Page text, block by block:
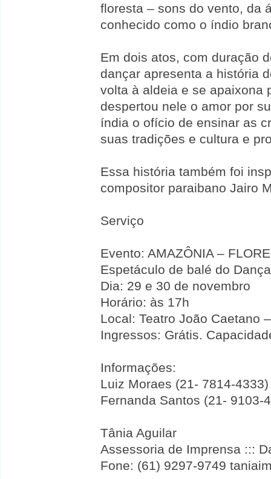
floresta – sons do vento, da
conhecido como o índio
Em dois atos, com duração
dançar apresenta a história
volta à aldeia e se apaixona
despertou nele o amor por
índia o ofício de ensinar as
suas tradições e cultura e
Essa história também foi
compositor paraibano Jairo
Serviço
Evento: AMAZÔNIA –
Espetáculo de balé do
Dia: 29 e 30 de novembro
Horário: às 17h
Local: Teatro João Caetano
Ingressos: Grátis.
Informações:
Luiz Moraes (21- 7814-
Fernanda Santos (21- 9103-
Tânia Aguilar
Assessoria de Imprensa :::
Fone: (61) 9297-9749